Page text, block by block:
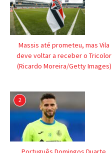
Massis até prometeu, mas Vila
deve voltar a receber o Tricolor
(Ricardo Moreira/Getty Images)
2